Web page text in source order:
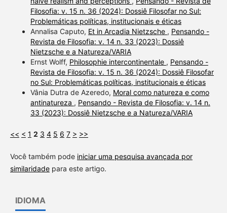
Filosofia: v. 15 n. 36 (2024): Dossiê Filosofar no Sul:
Problemáticas políticas, institucionais e éticas
Annalisa Caputo, Et in Arcadia Nietzsche , Pensando -
Revista de Filosofia: v. 14 n. 33 (2023): Dossiê
Nietzsche e a Natureza/VARIA
Ernst Wolff, Philosophie intercontinentale , Pensando -
Revista de Filosofia: v. 15 n. 36 (2024): Dossiê Filosofar
no Sul: Problemáticas políticas, institucionais e éticas
Vânia Dutra de Azeredo, Moral como natureza e como
antinatureza , Pensando - Revista de Filosofia: v. 14 n.
33 (2023): Dossiê Nietzsche e a Natureza/VARIA
<< < 1 2 3 4 5 6 7 > >>
Você também pode iniciar uma pesquisa avançada por
similaridadepara este artigo.
IDIOMA